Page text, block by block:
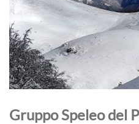
Gruppo Speleo del